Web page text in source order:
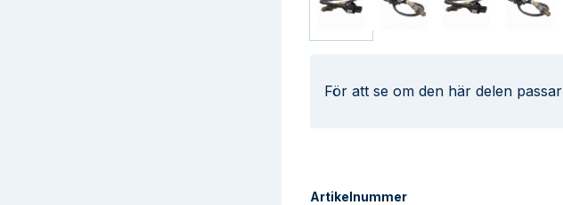
För att se om den här delen passar
Artikelnummer